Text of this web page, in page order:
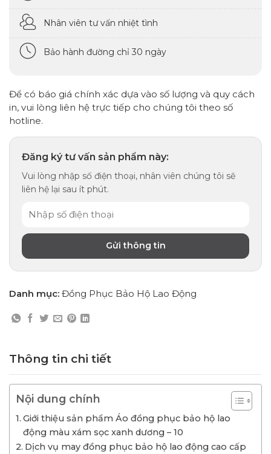
Nhân viên tư vấn nhiệt tình
Bảo hành đường chỉ 30 ngày
Để có báo giá chính xác dựa vào số lượng và quy cách
in, vui lòng liên hệ trực tiếp cho chúng tôi theo số
hotline.
Đăng ký tư vấn sản phẩm này:
Vui lòng nhập số điện thoại, nhân viên chúng tôi sẽ
liên hệ lại sau ít phút.
Danh mục: Đồng Phục Bảo Hộ Lao Động
Thông tin chi tiết
Nội dung chính
Giới thiệu sản phẩm Áo đồng phục bảo hộ lao
động màu xám sọc xanh dương – 10
Dịch vụ may đồng phục bảo hộ lao động cao cấp